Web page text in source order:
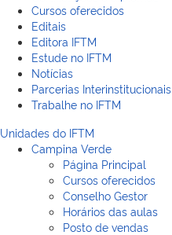
Cursos oferecidos
Editais
Editora IFTM
Estude no IFTM
Notícias
Parcerias Interinstitucionais
Trabalhe no IFTM
Unidades do IFTM
Campina Verde
Página Principal
Cursos oferecidos
Conselho Gestor
Horários das aulas
Posto de vendas